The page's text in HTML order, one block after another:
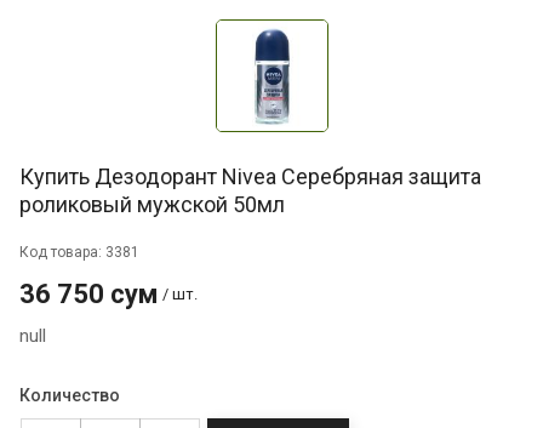
Купить Дезодорант Nivea Серебряная защита
роликовый мужской 50мл
Код товара: 3381
36 750 сум / шт.
null
Количество